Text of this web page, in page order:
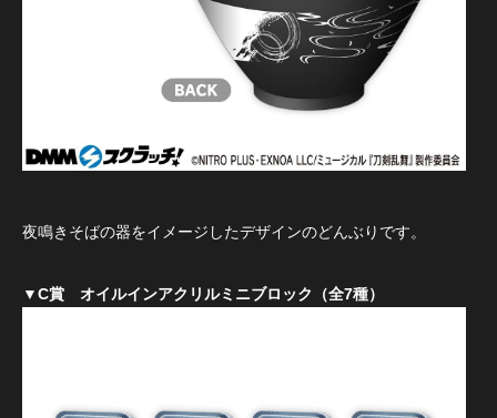
夜鳴きそばの器をイメージしたデザインのどんぶりです。
▼C賞 オイルインアクリルミニブロック（全7種）